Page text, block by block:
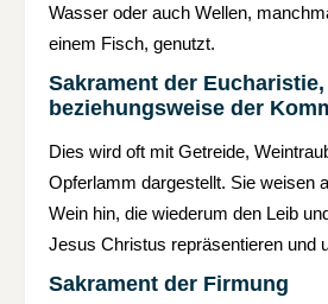
Wasser oder auch Wellen,
einem Fisch, genutzt.
Sakrament der Eucharistie,
beziehungsweise der
Dies wird oft mit Getreide,
Opferlamm dargestellt. Sie weisen
Wein hin, die wiederum den Leib
Jesus Christus repräsentieren und
Sakrament der Firmung